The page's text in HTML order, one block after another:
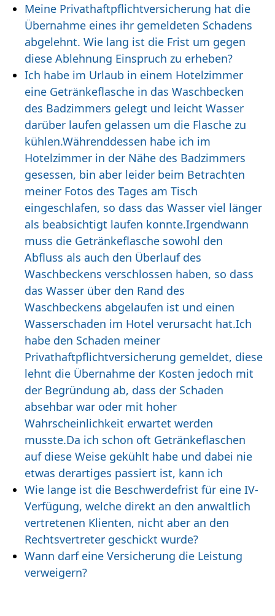
Meine Privathaftpflichtversicherung hat die
Übernahme eines ihr gemeldeten Schadens
abgelehnt. Wie lang ist die Frist um gegen
diese Ablehnung Einspruch zu erheben?
Ich habe im Urlaub in einem Hotelzimmer
eine Getränkeflasche in das Waschbecken
des Badzimmers gelegt und leicht Wasser
darüber laufen gelassen um die Flasche zu
kühlen.Währenddessen habe ich im
Hotelzimmer in der Nähe des Badzimmers
gesessen, bin aber leider beim Betrachten
meiner Fotos des Tages am Tisch
eingeschlafen, so dass das Wasser viel länger
als beabsichtigt laufen konnte.Irgendwann
muss die Getränkeflasche sowohl den
Abfluss als auch den Überlauf des
Waschbeckens verschlossen haben, so dass
das Wasser über den Rand des
Waschbeckens abgelaufen ist und einen
Wasserschaden im Hotel verursacht hat.Ich
habe den Schaden meiner
Privathaftpflichtversicherung gemeldet, diese
lehnt die Übernahme der Kosten jedoch mit
der Begründung ab, dass der Schaden
absehbar war oder mit hoher
Wahrscheinlichkeit erwartet werden
musste.Da ich schon oft Getränkeflaschen
auf diese Weise gekühlt habe und dabei nie
etwas derartiges passiert ist, kann ich
Wie lange ist die Beschwerdefrist für eine IV-
Verfügung, welche direkt an den anwaltlich
vertretenen Klienten, nicht aber an den
Rechtsvertreter geschickt wurde?
Wann darf eine Versicherung die Leistung
verweigern?